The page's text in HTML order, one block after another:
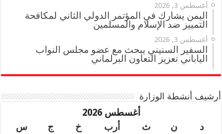
أغسطس 3, 2026
اليمن يشارك في المؤتمر الدولي الثاني لمكافحة
التمييز ضد الإسلام والمسلمين
أغسطس 3, 2026
السفير السنيني يبحث مع عضو مجلس النواب
الياباني تعزيز التعاون البرلماني
أرشيف أنشطة الوزارة
أغسطس 2026
د
ن ث أرب خ ج
س